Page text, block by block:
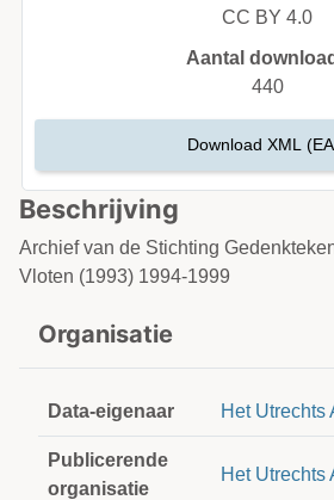
Beschrijving
Archief van de Stichting
Vloten (1993) 1994-1999
Organisatie
Data-eigenaar Het Utrechts
Publicerende
organisatie
Het Utrechts
CC BY 4.0
Aantal
440
Download XML